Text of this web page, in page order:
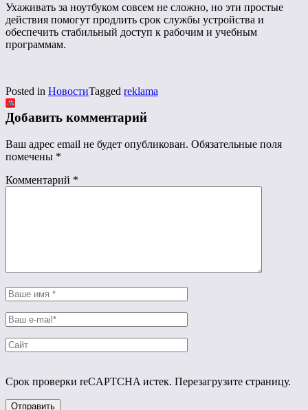
Ухаживать за ноутбуком совсем не сложно, но эти простые
действия помогут продлить срок службы устройства и
обеспечить стабильный доступ к рабочим и учебным
программам.
Posted in НовостиTagged reklama
Добавить комментарий
Ваш адрес email не будет опубликован. Обязательные поля
помечены *
Комментарий *
Срок проверки reCAPTCHA истек. Перезагрузите страницу.